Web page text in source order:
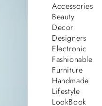
Accessories
Beauty
Decor
Designers
Electronic
Fashionable
Furniture
Handmade
Lifestyle
LookBook